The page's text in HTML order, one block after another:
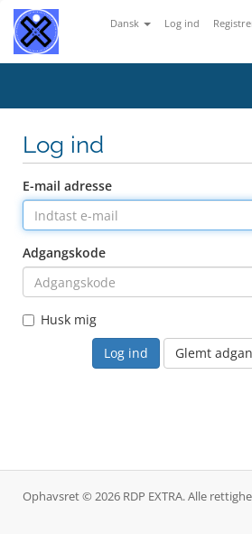
Dansk Log ind
Log ind
E-mail adresse
Adgangskode
Husk mig
Glemt
Ophavsret © 2026 RDP EXTRA. Alle